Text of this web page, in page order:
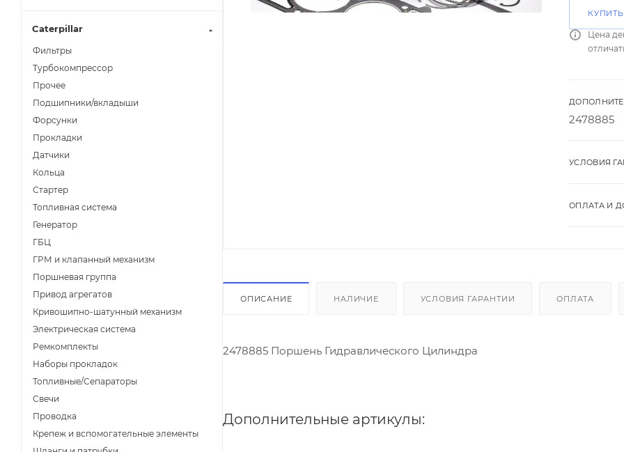
Цена
2478885
УСЛОВИЯ
ОПЛАТА И
ОПИСАНИЕ НАЛИЧИЕ УСЛОВИЯ ГАРАНТИИ ОПЛАТА
2478885 Поршень Гидравлического Цилиндра
Дополнительные артикулы:
Caterpillar
Фильтры
Турбокомпрессор
Прочее
Подшипники/вкладыши
Форсунки
Прокладки
Датчики
Кольца
Стартер
Топливная система
Генератор
ГБЦ
ГРМ и клапанный механизм
Поршневая группа
Привод агрегатов
Кривошипно-шатунный механизм
Электрическая система
Ремкомплекты
Наборы прокладок
Топливные/Сепараторы
Свечи
Проводка
Крепеж и вспомогательные элементы